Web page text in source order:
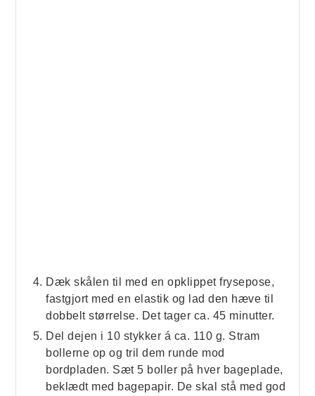
Dæk skålen til med en opklippet frysepose,
fastgjort med en elastik og lad den hæve til
dobbelt størrelse. Det tager ca. 45 minutter.
Del dejen i 10 stykker á ca. 110 g. Stram
bollerne op og tril dem runde mod
bordpladen. Sæt 5 boller på hver bageplade,
beklædt med bagepapir. De skal stå med god